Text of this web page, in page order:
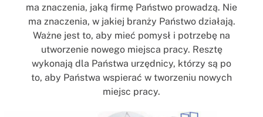
ma znaczenia, jaką firmę Państwo prowadzą. Nie
ma znaczenia, w jakiej branży Państwo działają.
Ważne jest to, aby mieć pomysł i potrzebę na
utworzenie nowego miejsca pracy. Resztę
wykonają dla Państwa urzędnicy, którzy są po
to, aby Państwa wspierać w tworzeniu nowych
miejsc pracy.